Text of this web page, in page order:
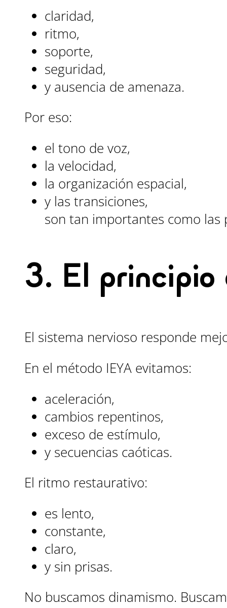
claridad,
ritmo,
soporte,
seguridad,
y ausencia de amenaza.
Por eso:
el tono de voz,
la velocidad,
la organización espacial,
y las transiciones,
son tan importantes como las
3. El
El sistema nervioso responde
En el método IEYA evitamos:
aceleración,
cambios repentinos,
exceso de estímulo,
y secuencias caóticas.
El ritmo restaurativo:
es lento,
constante,
claro,
y sin prisas.
No buscamos dinamismo.